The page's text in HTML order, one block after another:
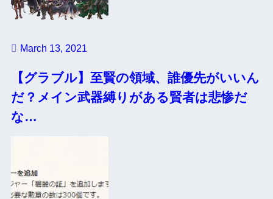
March 13, 2021
【グラブル】至賢の領域、誰優先がいいん
だ？メイン武器縛りがある賢者は悲惨だ
な…